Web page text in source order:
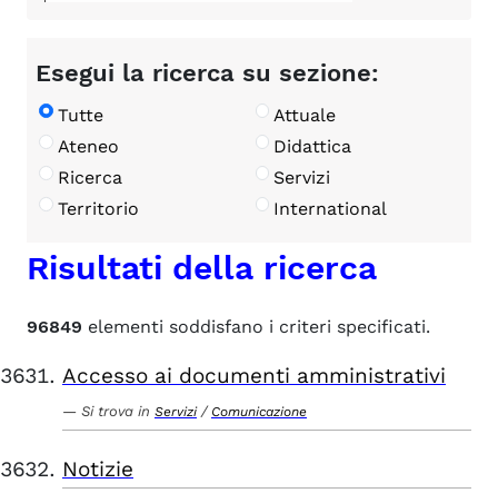
Esegui la ricerca su sezione:
Tutte
Attuale
Ateneo
Didattica
Ricerca
Servizi
Territorio
International
Risultati della ricerca
96849 elementi soddisfano i criteri specificati.
Accesso ai documenti amministrativi
Si trova in Servizi / Comunicazione
Notizie